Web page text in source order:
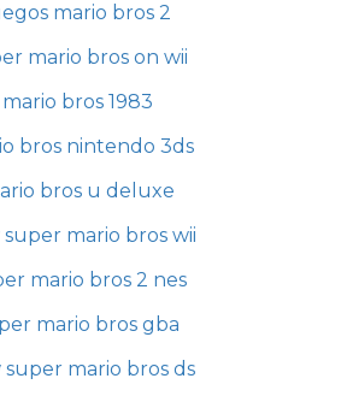
mario bros 2
mario bros on wii
mario bros 1983
bros nintendo 3ds
bros u deluxe
mario bros wii
mario bros 2 nes
mario bros gba
super mario bros ds